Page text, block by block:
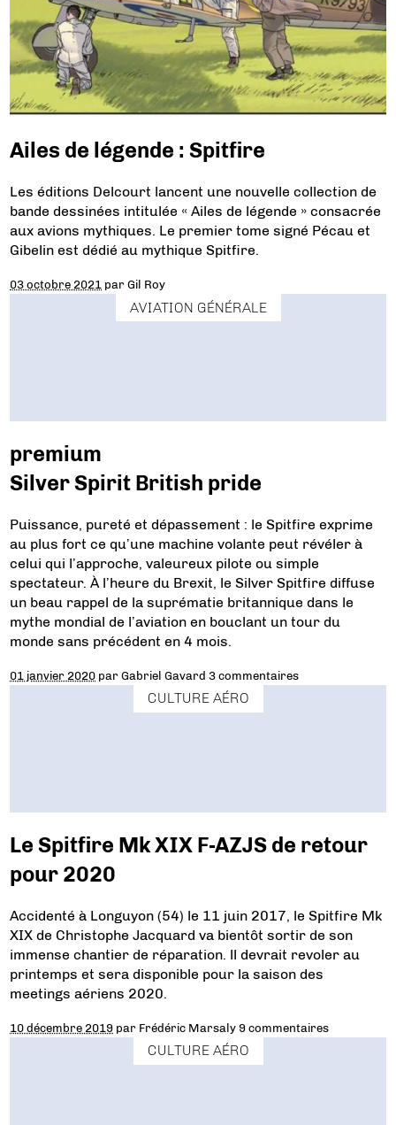
Ailes de légende : Spitfire
Les éditions Delcourt lancent une nouvelle collection de
bande dessinées intitulée « Ailes de légende » consacrée
aux avions mythiques. Le premier tome signé Pécau et
Gibelin est dédié au mythique Spitfire.
03 octobre 2021 parGil Roy
AVIATION GÉNÉRALE
premium
Silver Spirit British pride
Puissance, pureté et dépassement : le Spitfire exprime
au plus fort ce qu’une machine volante peut révéler à
celui qui l’approche, valeureux pilote ou simple
spectateur. À l’heure du Brexit, le Silver Spitfire diffuse
un beau rappel de la suprématie britannique dans le
mythe mondial de l’aviation en bouclant un tour du
monde sans précédent en 4 mois.
01 janvier 2020 parGabriel Gavard 3 commentaires
CULTURE AÉRO
Le Spitfire Mk XIX F-AZJS de retour
pour 2020
Accidenté à Longuyon (54) le 11 juin 2017, le Spitfire Mk
XIX de Christophe Jacquard va bientôt sortir de son
immense chantier de réparation. ll devrait revoler au
printemps et sera disponible pour la saison des
meetings aériens 2020.
10 décembre 2019 par Frédéric Marsaly 9 commentaires
CULTURE AÉRO